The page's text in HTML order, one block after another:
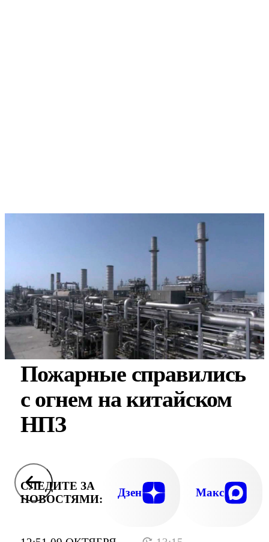
Пожарные справились
с огнем на китайском
НПЗ
СЛЕДИТЕ ЗА
НОВОСТЯМИ:
Дзен Макс